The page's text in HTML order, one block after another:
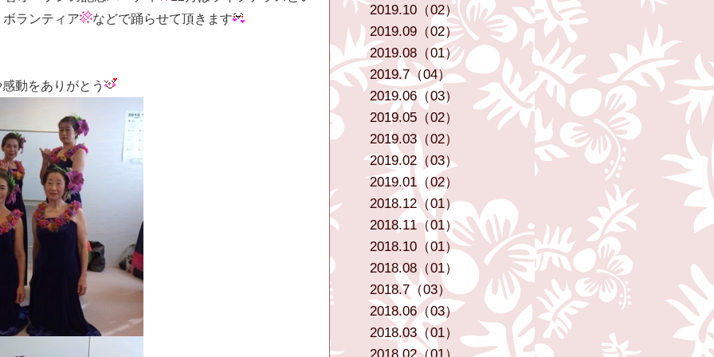
ランティア
などで踊らせて頂きます
動をありがとう
2019.10（02）
2019.09（02）
2019.08（01）
2019.7（04）
2019.06（03）
2019.05（02）
2019.03（02）
2019.02（03）
2019.01（02）
2018.12（01）
2018.11（01）
2018.10（01）
2018.08（01）
2018.7（03）
2018.06（03）
2018.03（01）
2018.02（01）